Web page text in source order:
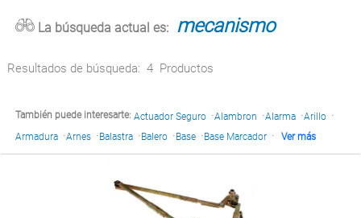
La búsqueda actual es: mecanismo
Resultados de búsqueda: 4 Productos
También puede interesarte: Actuador Seguro ·Alambron ·Alarma ·Arillo ·
Armadura ·Arnes ·Balastra ·Balero ·Base ·Base Marcador · Ver más